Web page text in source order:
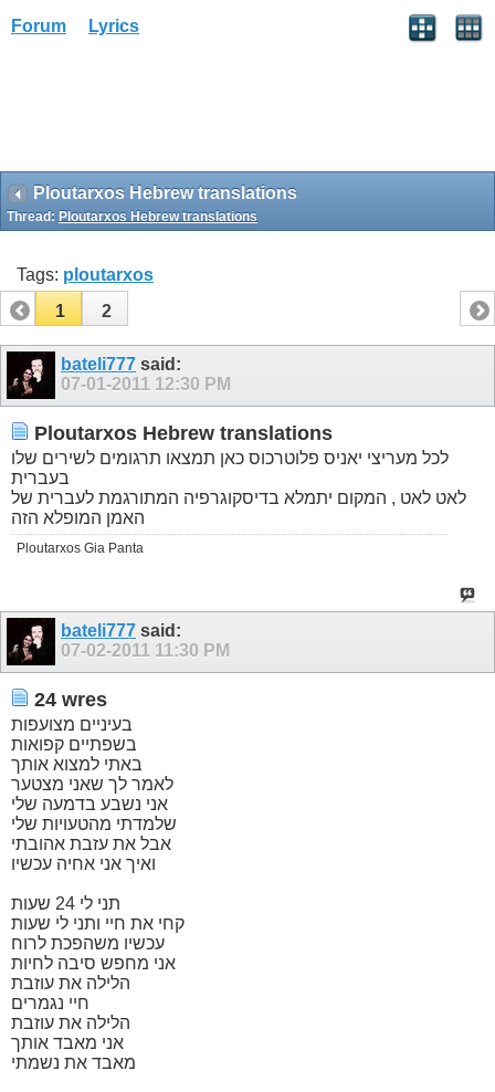
Forum Lyrics
Ploutarxos Hebrew translations
Thread: Ploutarxos Hebrew translations
Tags: ploutarxos
1
2
bateli777 said:
07-01-2011 12:30 PM
Ploutarxos Hebrew translations
לכל מעריצי יאניס פלוטרכוס כאן תמצאו תרגומים לשירים שלו
בעברית
לאט לאט , המקום יתמלא בדיסקוגרפיה המתורגמת לעברית של
האמן המופלא הזה
Ploutarxos Gia Panta
bateli777 said:
07-02-2011 11:30 PM
24 wres
בעיניים מצועפות
בשפתיים קפואות
באתי למצוא אותך
לאמר לך שאני מצטער
אני נשבע בדמעה שלי
שלמדתי מהטעויות שלי
אבל את עזבת אהובתי
ואיך אני אחיה עכשיו
תני לי 24 שעות
קחי את חיי ותני לי שעות
עכשיו משהפכת לרוח
אני מחפש סיבה לחיות
הלילה את עוזבת
חיי נגמרים
הלילה את עוזבת
אני מאבד אותך
מאבד את נשמתי